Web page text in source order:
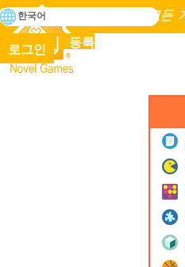
Novel Games
인류 역사에 존재하는 모든 게임 마스터하기
검
색
로그인 등록
한국어